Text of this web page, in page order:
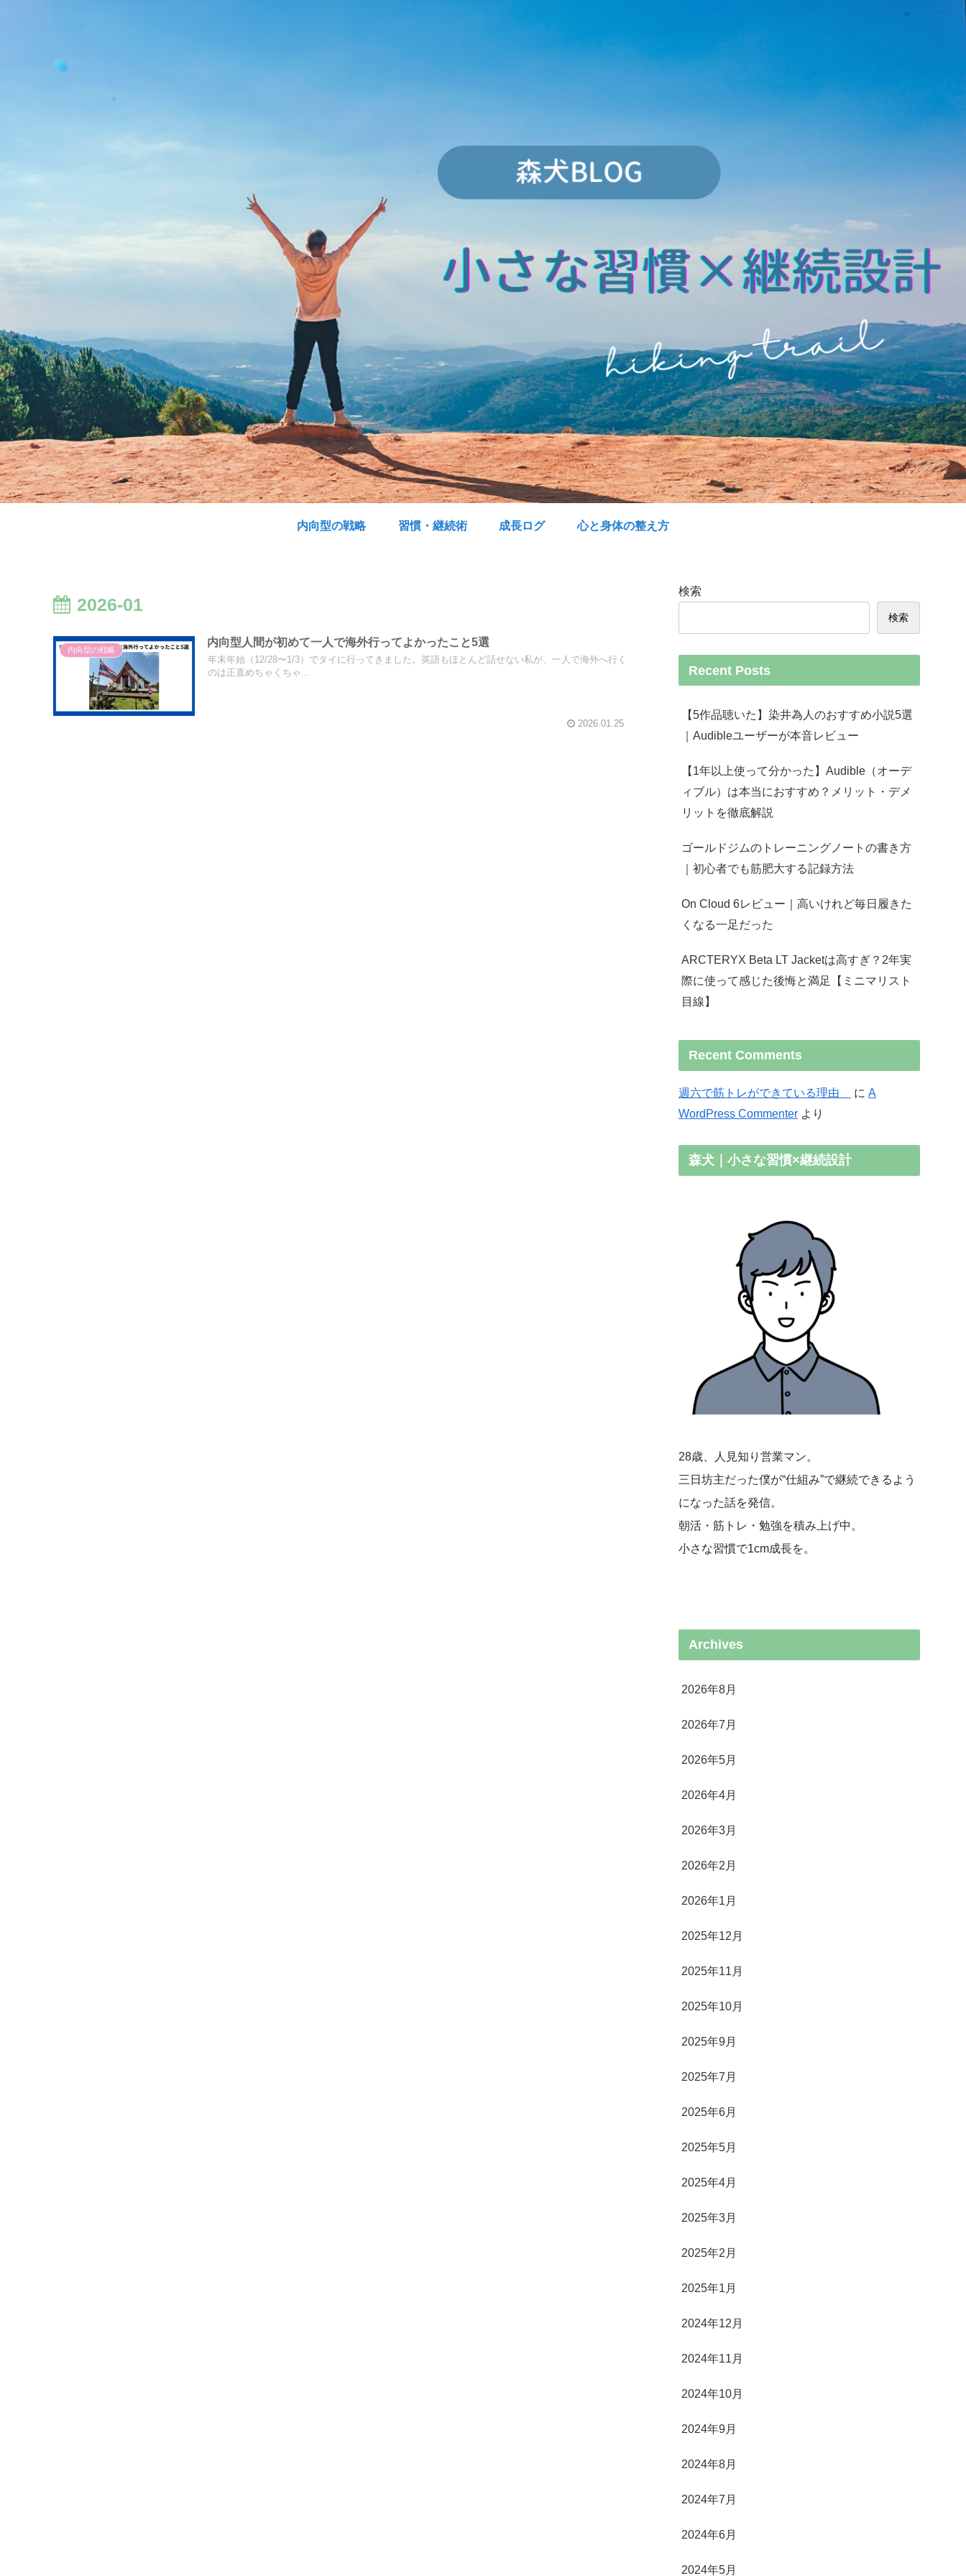
内向型の戦略 習慣・継続術 成長ログ 心と身体の整え方
2026-01
内向型の戦略
内向型人間が初めて一人で海外行ってよかったこと5選
年末年始（12/28〜1/3）でタイに行ってきました。英語もほとんど話せない私が、一人で海外へ行く
のは正直めちゃくちゃ...
2026.01.25
検索
検索
Recent Posts
【5作品聴いた】染井為人のおすすめ小説5選
｜Audibleユーザーが本音レビュー
【1年以上使って分かった】Audible（オーデ
ィブル）は本当におすすめ？メリット・デメ
リットを徹底解説
ゴールドジムのトレーニングノートの書き方
｜初心者でも筋肥大する記録方法
On Cloud 6レビュー｜高いけれど毎日履きた
くなる一足だった
ARCTERYX Beta LT Jacketは高すぎ？2年実
際に使って感じた後悔と満足【ミニマリスト
目線】
Recent Comments
週六で筋トレができている理由 に A
WordPress Commenter より
森犬｜小さな習慣×継続設計
28歳、人見知り営業マン。
三日坊主だった僕が“仕組み”で継続できるよう
になった話を発信。
朝活・筋トレ・勉強を積み上げ中。
小さな習慣で1cm成長を。
Archives
2026年8月
2026年7月
2026年5月
2026年4月
2026年3月
2026年2月
2026年1月
2025年12月
2025年11月
2025年10月
2025年9月
2025年7月
2025年6月
2025年5月
2025年4月
2025年3月
2025年2月
2025年1月
2024年12月
2024年11月
2024年10月
2024年9月
2024年8月
2024年7月
2024年6月
2024年5月